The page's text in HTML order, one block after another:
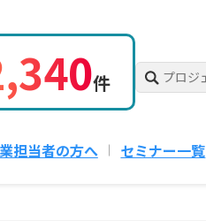
件
担当者の方へ セミナー一覧